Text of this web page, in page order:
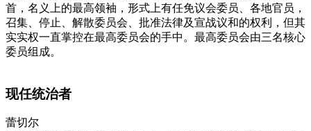
首，名义上的最高领袖，形式上有任免议会委员、各地官员，
召集、停止、解散委员会、批准法律及宣战议和的权利，但其
实实权一直掌控在最高委员会的手中。最高委员会由三名核心
委员组成。
现任统治者
蕾切尔